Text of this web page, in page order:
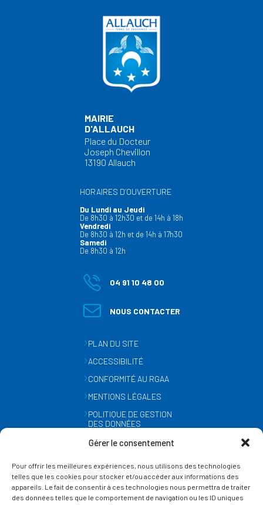
Gérer le consentement
Pour offrir les meilleures expériences, nous utilisons des technologies
telles que les cookies pour stocker et/ou accéder aux informations des
appareils. Le fait de consentir à ces technologies nous permettra de traiter
des données telles que le comportement de navigation ou les ID uniques
MAIRIE
D'ALLAUCH
Place du Docteur
Joseph Chevillon
13190 Allauch
HORAIRES D’OUVERTURE
Du Lundi au Jeudi
De 8h30 à 12h30 et de 14h à 18h
Vendredi
De 8h30 à 12h et de 14h à 17h30
Samedi
De 8h30 à 12h
04 91 10 48 00
NOUS CONTACTER
PLAN DU SITE
ACCESSIBILITÉ
CONFORMITÉ AU RGAA
MENTIONS LÉGALES
POLITIQUE DE GESTION
DES DONNÉES
GESTION DES COOKIES